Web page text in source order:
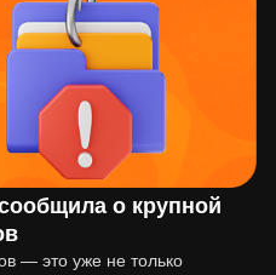
о крупной
— это уже не только